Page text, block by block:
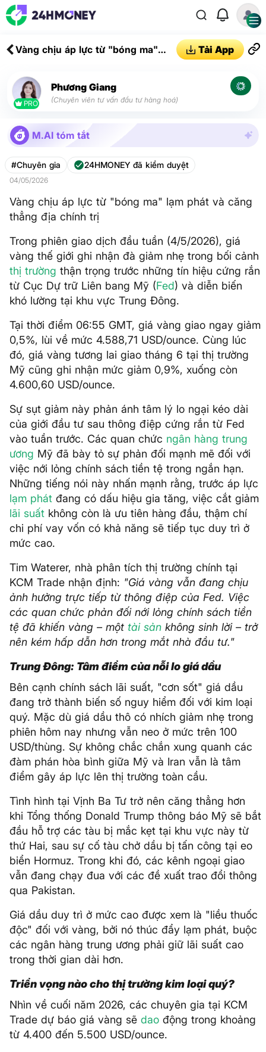
Vàng chịu áp lực từ "bóng ma"
trị
Tải App
PRO
Phương Giang
(Chuyên viên tư vấn đầu tư hàng hoá)
M.AI tóm tắt
#Chuyên gia 24HMONEY đã kiểm duyệt
04/05/2026
Vàng chịu áp lực từ "bóng ma" lạm phát và căng
thẳng địa chính trị
Trong phiên giao dịch đầu tuần (4/5/2026), giá
vàng thế giới ghi nhận đà giảm nhẹ trong bối cảnh
thị trường thận trọng trước những tín hiệu cứng rắn
từ Cục Dự trữ Liên bang Mỹ (Fed) và diễn biến
khó lường tại khu vực Trung Đông.
Tại thời điểm 06:55 GMT, giá vàng giao ngay giảm
0,5%, lùi về mức 4.588,71 USD/ounce. Cùng lúc
đó, giá vàng tương lai giao tháng 6 tại thị trường
Mỹ cũng ghi nhận mức giảm 0,9%, xuống còn
4.600,60 USD/ounce.
Sự sụt giảm này phản ánh tâm lý lo ngại kéo dài
của giới đầu tư sau thông điệp cứng rắn từ Fed
vào tuần trước. Các quan chức ngân hàng trung
ương Mỹ đã bày tỏ sự phản đối mạnh mẽ đối với
việc nới lỏng chính sách tiền tệ trong ngắn hạn.
Những tiếng nói này nhấn mạnh rằng, trước áp lực
lạm phát đang có dấu hiệu gia tăng, việc cắt giảm
lãi suất không còn là ưu tiên hàng đầu, thậm chí
chi phí vay vốn có khả năng sẽ tiếp tục duy trì ở
mức cao.
Tim Waterer, nhà phân tích thị trường chính tại
KCM Trade nhận định: "Giá vàng vẫn đang chịu
ảnh hưởng trực tiếp từ thông điệp của Fed. Việc
các quan chức phản đối nới lỏng chính sách tiền
tệ đã khiến vàng – một tài sản không sinh lời – trở
nên kém hấp dẫn hơn trong mắt nhà đầu tư."
Trung Đông: Tâm điểm của nỗi lo giá dầu
Bên cạnh chính sách lãi suất, "cơn sốt" giá dầu
đang trở thành biến số nguy hiểm đối với kim loại
quý. Mặc dù giá dầu thô có nhích giảm nhẹ trong
phiên hôm nay nhưng vẫn neo ở mức trên 100
USD/thùng. Sự không chắc chắn xung quanh các
đàm phán hòa bình giữa Mỹ và Iran vẫn là tâm
điểm gây áp lực lên thị trường toàn cầu.
Tình hình tại Vịnh Ba Tư trở nên căng thẳng hơn
khi Tổng thống Donald Trump thông báo Mỹ sẽ bắt
đầu hỗ trợ các tàu bị mắc kẹt tại khu vực này từ
thứ Hai, sau sự cố tàu chở dầu bị tấn công tại eo
biển Hormuz. Trong khi đó, các kênh ngoại giao
vẫn đang chạy đua với các đề xuất trao đổi thông
qua Pakistan.
Giá dầu duy trì ở mức cao được xem là "liều thuốc
độc" đối với vàng, bởi nó thúc đẩy lạm phát, buộc
các ngân hàng trung ương phải giữ lãi suất cao
trong thời gian dài hơn.
Triển vọng nào cho thị trường kim loại quý?
Nhìn về cuối năm 2026, các chuyên gia tại KCM
Trade dự báo giá vàng sẽ dao động trong khoảng
từ 4.400 đến 5.500 USD/ounce.